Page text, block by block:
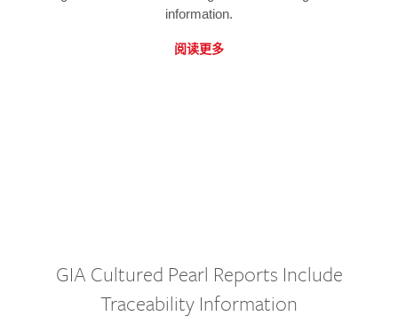
information.
阅读更多
GIA Cultured Pearl Reports Include
Traceability Information